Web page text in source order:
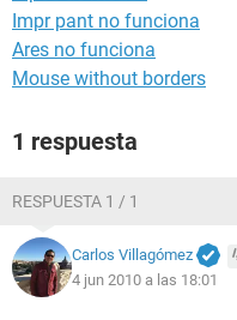
Impr pant no funciona
Ares no funciona
Mouse without borders
1 respuesta
RESPUESTA 1 / 1
Carlos Villagómez
4 jun 2010 a las 18:01